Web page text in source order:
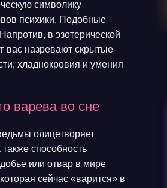
символику
психики. Подобные
в эзотерической
вас назревают скрытые
хладнокровия и умения
варева во сне
олицетворяет
способность
или отвар в мире
сейчас «варится» в